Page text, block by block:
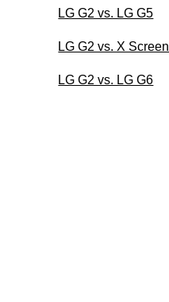
LG G2 vs. LG G5
LG G2 vs. X Screen
LG G2 vs. LG G6